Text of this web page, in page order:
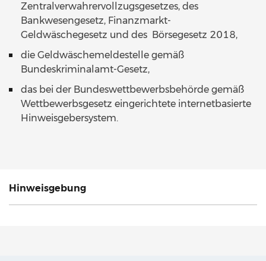
Zentralverwahrervollzugsgesetzes, des
Bankwesengesetz, Finanzmarkt-
Geldwäschegesetz und des Börsegesetz 2018,
die Geldwäschemeldestelle gemäß
Bundeskriminalamt-Gesetz,
das bei der Bundeswettbewerbsbehörde gemäß
Wettbewerbsgesetz eingerichtete internetbasierte
Hinweisgebersystem.
Hinweisgebung